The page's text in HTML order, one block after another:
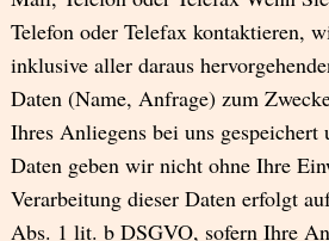
Telefon oder Telefax kontaktieren,
inklusive aller daraus
Daten (Name, Anfrage) zum
Ihres Anliegens bei uns gespeichert
Daten geben wir nicht ohne Ihre
Verarbeitung dieser Daten erfolgt
Abs. 1 lit. b DSGVO, sofern Ihre